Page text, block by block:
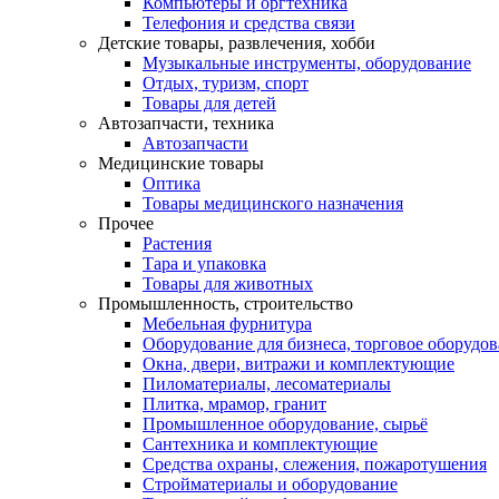
Телефония и средства связи
Детские товары, развлечения, хобби
Музыкальные инструменты, оборудование
Отдых, туризм, спорт
Товары для детей
Автозапчасти, техника
Автозапчасти
Медицинские товары
Оптика
Товары медицинского назначения
Прочее
Растения
Тара и упаковка
Товары для животных
Промышленность, строительство
Мебельная фурнитура
Оборудование для бизнеса, торговое
Окна, двери, витражи и комплектующие
Пиломатериалы, лесоматериалы
Плитка, мрамор, гранит
Промышленное оборудование, сырьё
Сантехника и комплектующие
Средства охраны, слежения, пожаротушения
Стройматериалы и оборудование